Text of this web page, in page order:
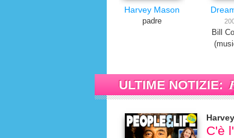
Harvey Mason
padre
Bill
ULTIME NOTIZIE:
C'è